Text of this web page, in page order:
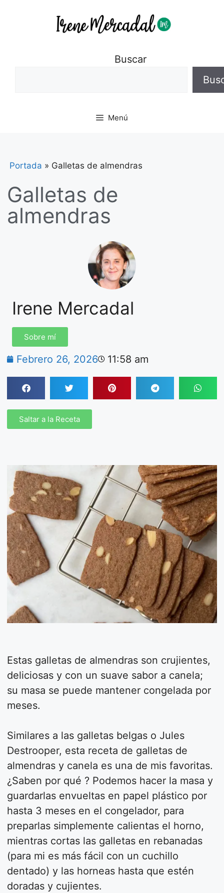
Buscar
Menú
Portada » Galletas de almendras
Galletas de
almendras
Irene Mercadal
Sobre mí
Febrero 26, 2026 11:58 am
Saltar a la Receta
Estas galletas de almendras son crujientes,
deliciosas y con un suave sabor a canela;
su masa se puede mantener congelada por
meses.
Similares a las galletas belgas o Jules
Destrooper, esta receta de galletas de
almendras y canela es una de mis favoritas.
¿Saben por qué ? Podemos hacer la masa y
guardarlas envueltas en papel plástico por
hasta 3 meses en el congelador, para
preparlas simplemente calientas el horno,
mientras cortas las galletas en rebanadas
(para mi es más fácil con un cuchillo
dentado) y las horneas hasta que estén
doradas y cujientes.